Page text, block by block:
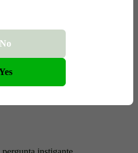
está em circulação física; o
demonstrando que a
com fundos
No